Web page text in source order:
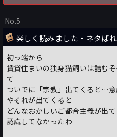
No.5
楽しく読みました・ネタば
初っ端から
賃貸住まいの独身猫飼いは詰む
て
ついでに「宗教」出てくると…
やそれが出てくると
どんなおかしいご都合主義が出
認識してなかったわ